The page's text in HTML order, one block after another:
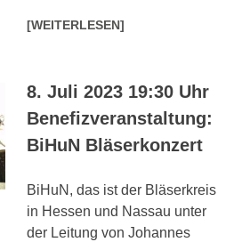
[WEITERLESEN]
8. Juli 2023 19:30 Uhr
Benefizveranstaltung:
BiHuN Bläserkonzert
BiHuN, das ist der Bläserkreis
in Hessen und Nassau unter
der Leitung von Johannes